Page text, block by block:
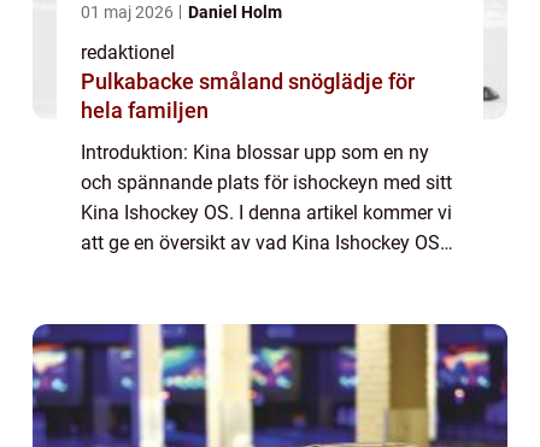
01 maj 2026 Daniel Holm
redaktionel
Pulkabacke småland snöglädje för
hela familjen
Introduktion: Kina blossar upp som en ny
och spännande plats för ishockeyn med sitt
Kina Ishockey OS. I denna artikel kommer vi
att ge en översikt av vad Kina Ishockey OS